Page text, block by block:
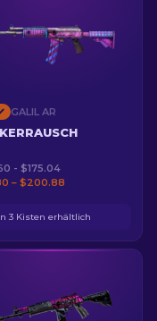
GALIL AR
- $175.04
– $200.88
3 Kisten erhältlich